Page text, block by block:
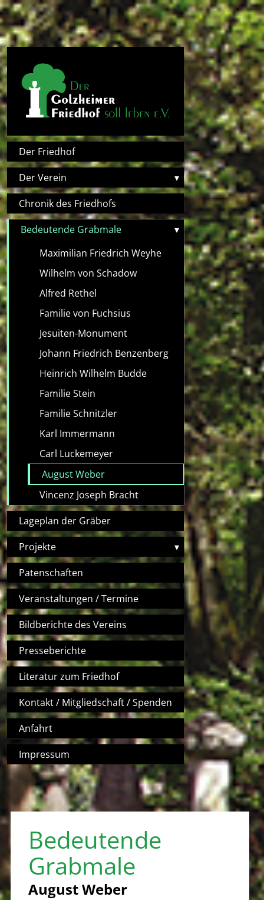
Direkt zum Inhalt
Hauptnavigation
Der Friedhof
Der Verein
▾
Chronik des Friedhofs
Bedeutende Grabmale
▾
Maximilian Friedrich Weyhe
Wilhelm von Schadow
Alfred Rethel
Familie von Fuchsius
Jesuiten-Monument
Johann Friedrich Benzenberg
Heinrich Wilhelm Budde
Familie Stein
Familie Schnitzler
Karl Immermann
Carl Luckemeyer
August Weber
Vincenz Joseph Bracht
Lageplan der Gräber
Projekte
▾
Patenschaften
Veranstaltungen / Termine
Bildberichte des Vereins
Presseberichte
Literatur zum Friedhof
Kontakt / Mitgliedschaft / Spenden
Anfahrt
Impressum
Bedeutende
Grabmale
August Weber